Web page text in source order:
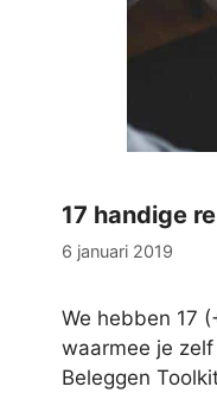
17 handige
6 januari 2019
We hebben 17
waarmee je
Beleggen